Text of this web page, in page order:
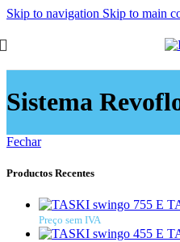
Skip to navigation Skip to main
Sistema
Fechar
Productos Recentes
Preço sem IVA